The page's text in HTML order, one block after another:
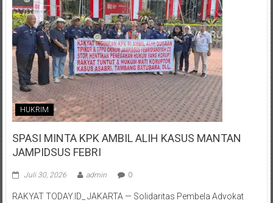
HUKRIM
SPASI MINTA KPK AMBIL ALIH KASUS MANTAN
JAMPIDSUS FEBRI
Juli 30, 2026 admin 0
RAKYAT TODAY.ID_ JAKARTA — Solidaritas Pembela Advokat